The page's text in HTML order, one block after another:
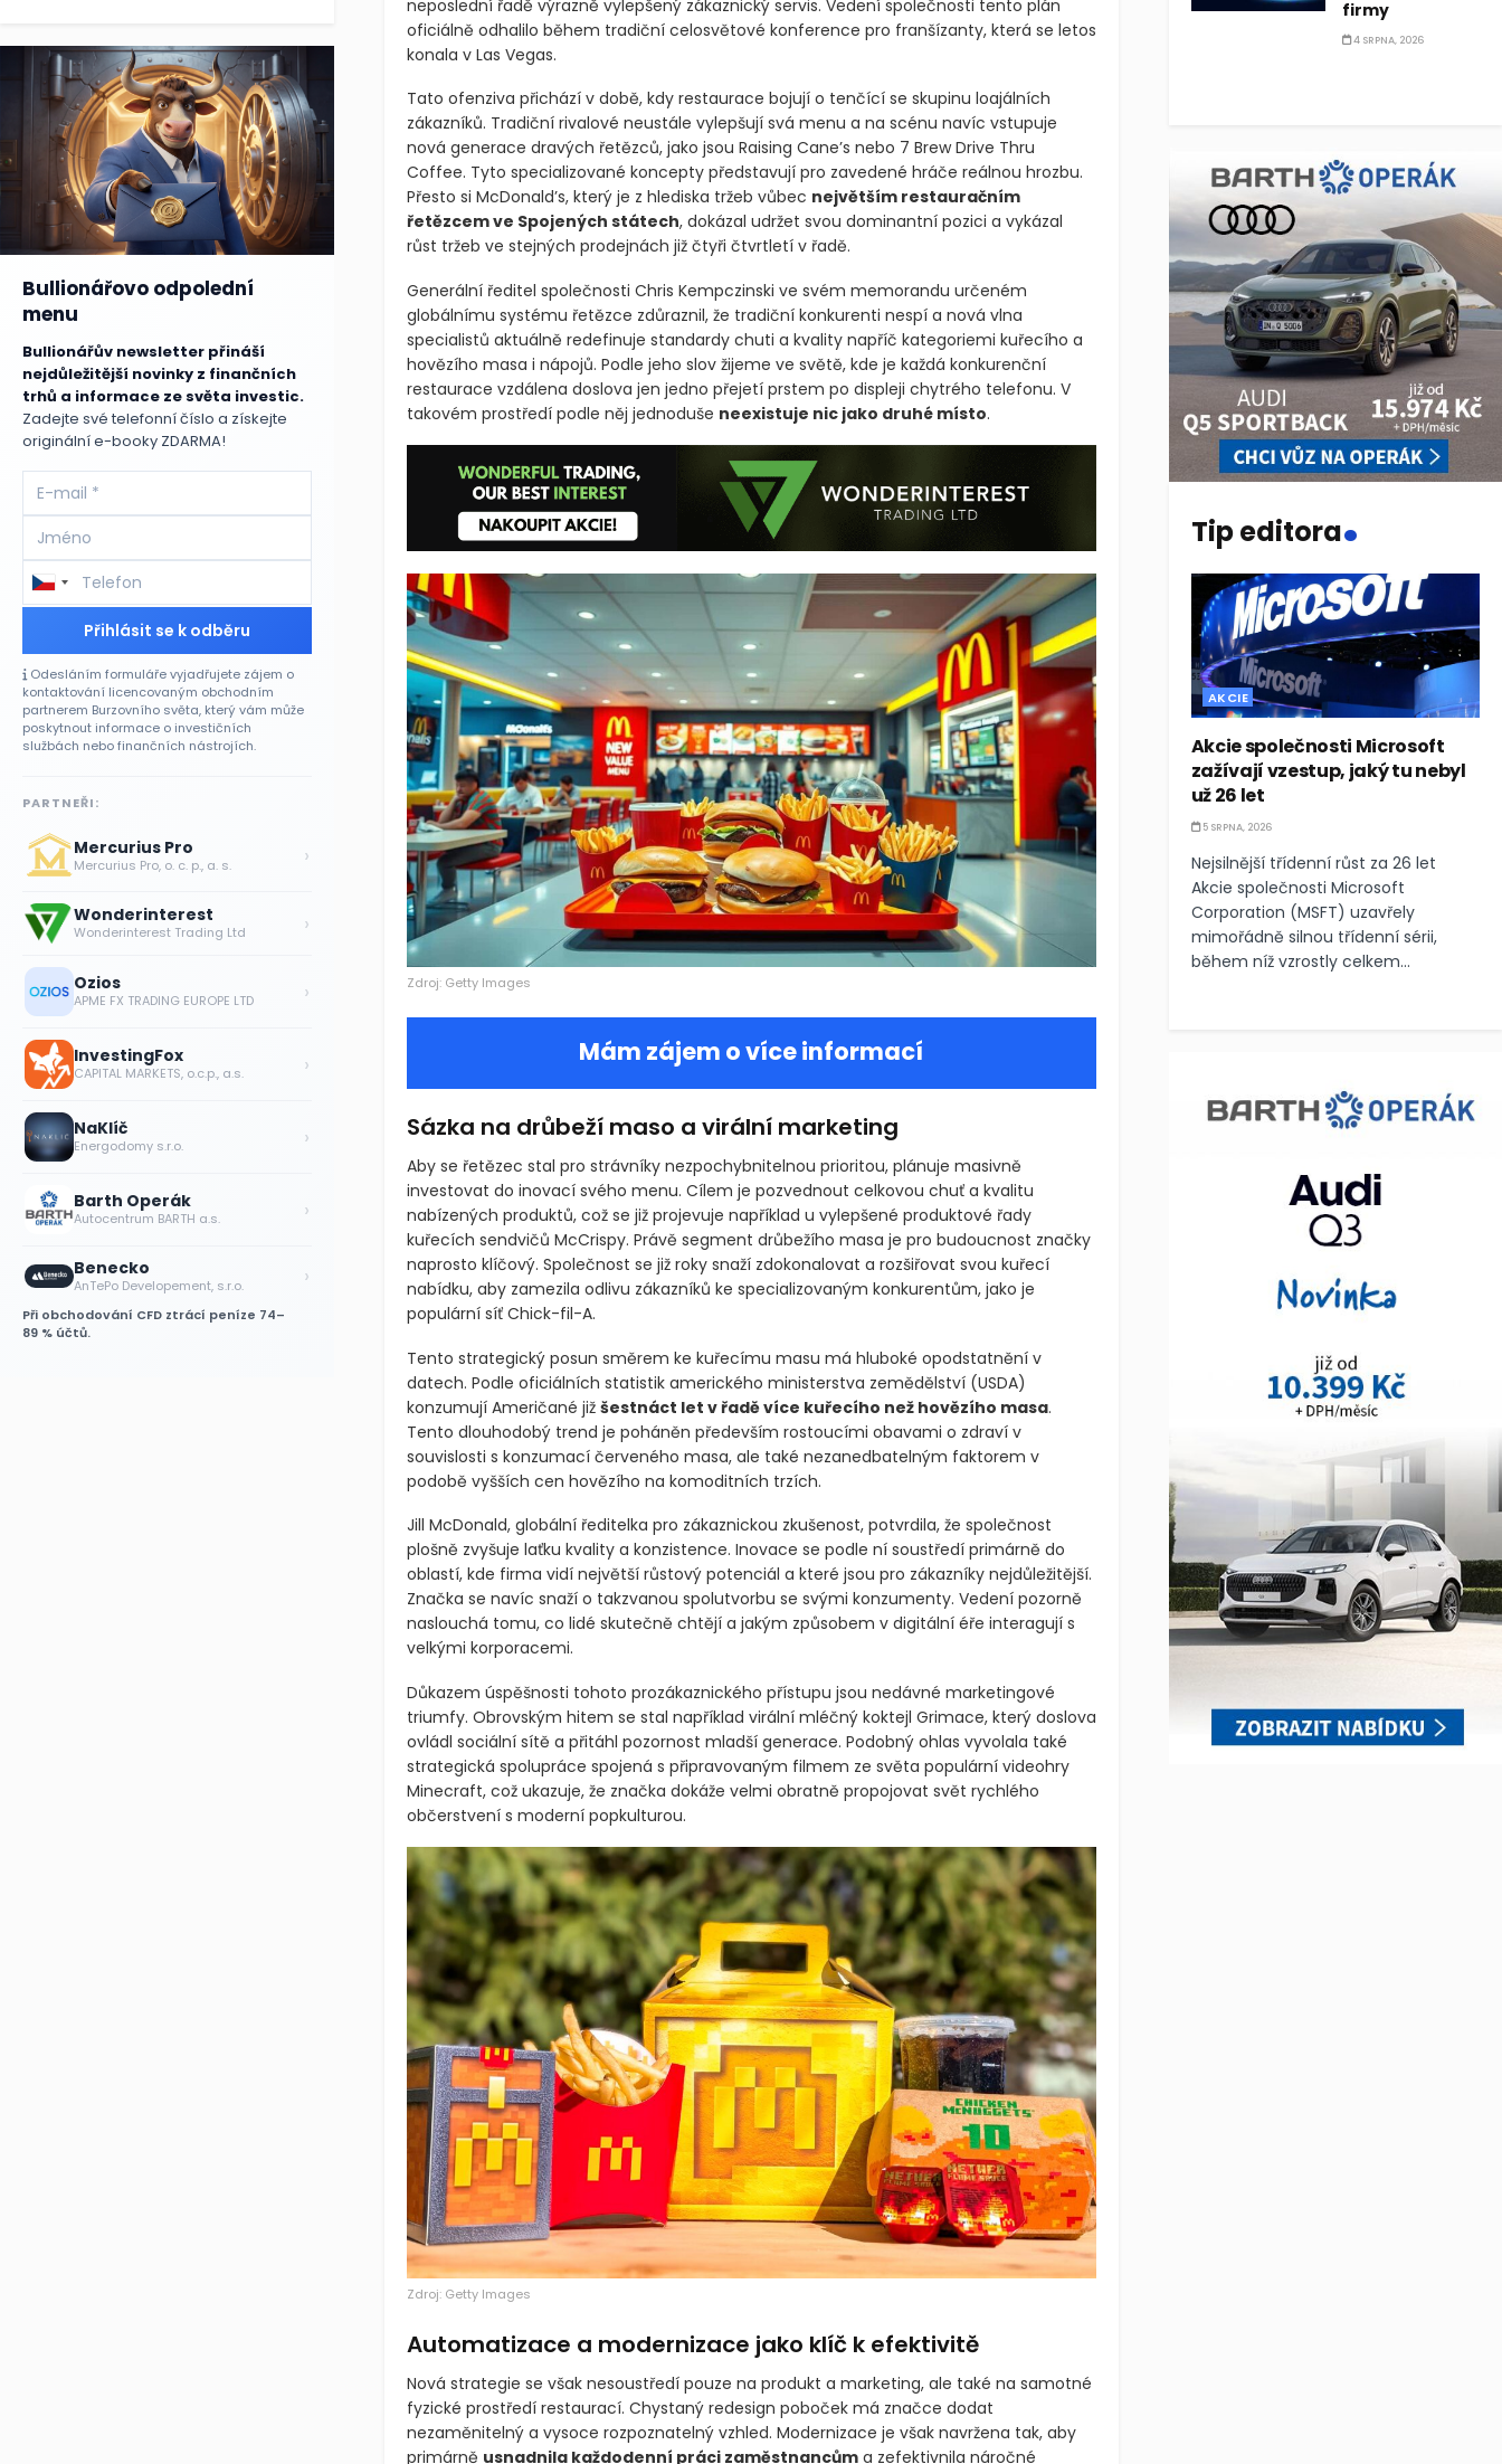
neposlední řadě výrazně vylepšený zákaznický servis. Vedení společnosti tento plán
oficiálně odhalilo během tradiční celosvětové konference pro franšízanty, která se letos
konala v Las Vegas.
Tato ofenziva přichází v době, kdy restaurace bojují o tenčící se skupinu loajálních
zákazníků. Tradiční rivalové neustále vylepšují svá menu a na scénu navíc vstupuje
nová generace dravých řetězců, jako jsou Raising Cane’s nebo 7 Brew Drive Thru
Coffee. Tyto specializované koncepty představují pro zavedené hráče reálnou hrozbu.
Přesto si McDonald’s, který je z hlediska tržeb vůbec největším restauračním
řetězcem ve Spojených státech, dokázal udržet svou dominantní pozici a vykázal
růst tržeb ve stejných prodejnách již čtyři čtvrtletí v řadě.
Generální ředitel společnosti Chris Kempczinski ve svém memorandu určeném
globálnímu systému řetězce zdůraznil, že tradiční konkurenti nespí a nová vlna
specialistů aktuálně redefinuje standardy chuti a kvality napříč kategoriemi kuřecího a
hovězího masa i nápojů. Podle jeho slov žijeme ve světě, kde je každá konkurenční
restaurace vzdálena doslova jen jedno přejetí prstem po displeji chytrého telefonu. V
takovém prostředí podle něj jednoduše neexistuje nic jako druhé místo.
Zdroj: Getty Images
Mám zájem o více informací
Sázka na drůbeží maso a virální marketing
Aby se řetězec stal pro strávníky nezpochybnitelnou prioritou, plánuje masivně
investovat do inovací svého menu. Cílem je pozvednout celkovou chuť a kvalitu
nabízených produktů, což se již projevuje například u vylepšené produktové řady
kuřecích sendvičů McCrispy. Právě segment drůbežího masa je pro budoucnost značky
naprosto klíčový. Společnost se již roky snaží zdokonalovat a rozšiřovat svou kuřecí
nabídku, aby zamezila odlivu zákazníků ke specializovaným konkurentům, jako je
populární síť Chick-fil-A.
Tento strategický posun směrem ke kuřecímu masu má hluboké opodstatnění v
datech. Podle oficiálních statistik amerického ministerstva zemědělství (USDA)
konzumují Američané již šestnáct let v řadě více kuřecího než hovězího masa.
Tento dlouhodobý trend je poháněn především rostoucími obavami o zdraví v
souvislosti s konzumací červeného masa, ale také nezanedbatelným faktorem v
podobě vyšších cen hovězího na komoditních trzích.
Jill McDonald, globální ředitelka pro zákaznickou zkušenost, potvrdila, že společnost
plošně zvyšuje laťku kvality a konzistence. Inovace se podle ní soustředí primárně do
oblastí, kde firma vidí největší růstový potenciál a které jsou pro zákazníky nejdůležitější.
Značka se navíc snaží o takzvanou spolutvorbu se svými konzumenty. Vedení pozorně
naslouchá tomu, co lidé skutečně chtějí a jakým způsobem v digitální éře interagují s
velkými korporacemi.
Důkazem úspěšnosti tohoto prozákaznického přístupu jsou nedávné marketingové
triumfy. Obrovským hitem se stal například virální mléčný koktejl Grimace, který doslova
ovládl sociální sítě a přitáhl pozornost mladší generace. Podobný ohlas vyvolala také
strategická spolupráce spojená s připravovaným filmem ze světa populární videohry
Minecraft, což ukazuje, že značka dokáže velmi obratně propojovat svět rychlého
občerstvení s moderní popkulturou.
Zdroj: Getty Images
Automatizace a modernizace jako klíč k efektivitě
Nová strategie se však nesoustředí pouze na produkt a marketing, ale také na samotné
fyzické prostředí restaurací. Chystaný redesign poboček má značce dodat
nezaměnitelný a vysoce rozpoznatelný vzhled. Modernizace je však navržena tak, aby
primárně usnadnila každodenní práci zaměstnancůma zefektivnila náročné
Bullionářovo odpolední
menu
Bullionářův newsletter přináší
nejdůležitější novinky z finančních
trhů a informace ze světa investic.
Zadejte své telefonní číslo a získejte
originální e-booky ZDARMA!
Přihlásit se k odběru
Odesláním formuláře vyjadřujete zájem o
kontaktování licencovaným obchodním
partnerem Burzovního světa, který vám může
poskytnout informace o investičních
službách nebo finančních nástrojích.
PARTNEŘI:
Mercurius Pro
Mercurius Pro, o. c. p., a. s. ›
Wonderinterest
Wonderinterest Trading Ltd ›
Ozios
APME FX TRADING EUROPE LTD ›
InvestingFox
CAPITAL MARKETS, o.c.p., a.s. ›
NaKlíč
Energodomy s.r.o. ›
Barth Operák
Autocentrum BARTH a.s. ›
Benecko
AnTePo Developement, s.r.o. ›
Při obchodování CFD ztrácí peníze 74–
89 % účtů.
firmy
4 SRPNA, 2026
Tip editora.
AKCIE
Akcie společnosti Microsoft
zažívají vzestup, jaký tu nebyl
už 26 let
5 SRPNA, 2026
Nejsilnější třídenní růst za 26 let
Akcie společnosti Microsoft
Corporation (MSFT) uzavřely
mimořádně silnou třídenní sérii,
během níž vzrostly celkem...